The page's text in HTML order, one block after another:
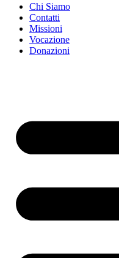
Chi Siamo
Contatti
Missioni
Vocazione
Donazioni